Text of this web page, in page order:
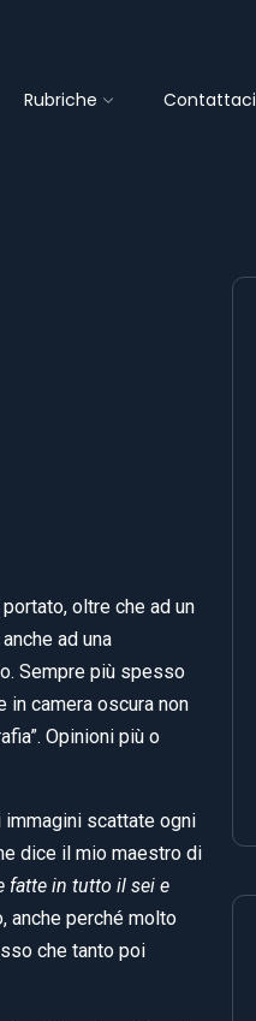
Rubriche Contattaci
oltre che ad un
ad una
Sempre più spesso
in camera oscura non
Opinioni più o
immagini scattate ogni
dice il mio maestro di
fatte in tutto il sei e
anche perché molto
che tanto poi